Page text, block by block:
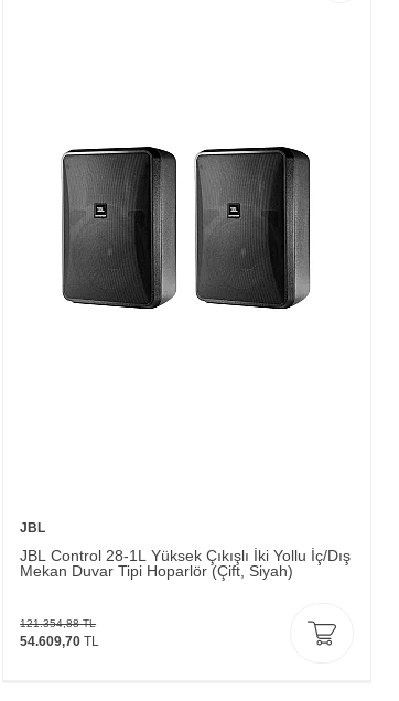
JBL
JBL Control 28-1L Yüksek Çıkışlı İki Yollu İç/Dış
Mekan Duvar Tipi Hoparlör (Çift, Siyah)
121.354,88TL
54.609,70 TL